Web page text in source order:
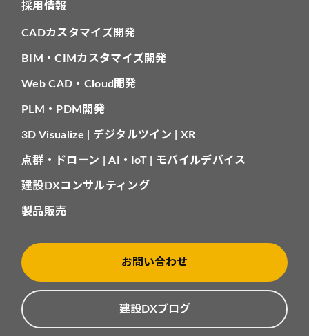
採用情報
CADカスタマイズ開発
BIM・CIMカスタマイズ開発
Web CAD・Cloud開発
PLM・PDM開発
3D Visualize | デジタルツイン | XR
点群・ドローン | AI・IoT | モバイルデバイス
建設DXコンサルティング
製品販売
お問い合わせ
建設DXブログ